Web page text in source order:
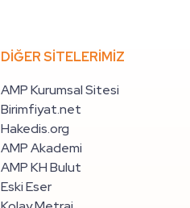
DİĞER SİTELERİMİZ
AMP Kurumsal Sitesi
Birimfiyat.net
Hakedis.org
AMP Akademi
AMP KH Bulut
Eski Eser